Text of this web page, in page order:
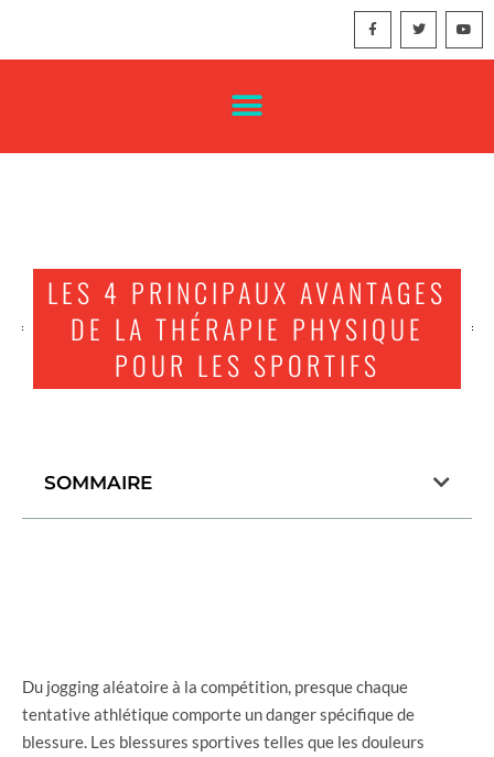
LES 4 PRINCIPAUX AVANTAGES
DE LA THÉRAPIE PHYSIQUE
POUR LES SPORTIFS
SOMMAIRE
Du jogging aléatoire à la compétition, presque chaque
tentative athlétique comporte un danger spécifique de
blessure. Les blessures sportives telles que les douleurs